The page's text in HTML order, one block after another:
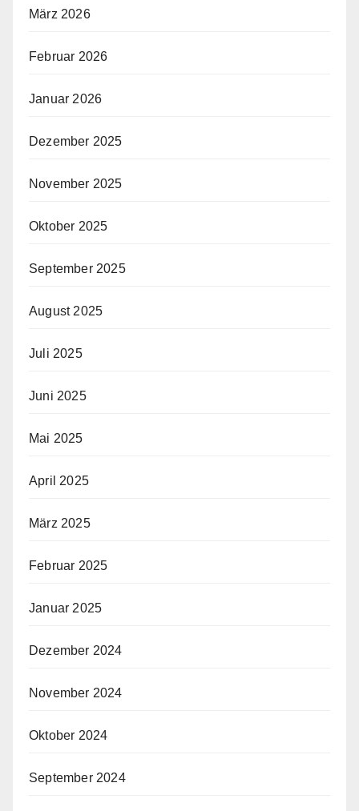
März 2026
Februar 2026
Januar 2026
Dezember 2025
November 2025
Oktober 2025
September 2025
August 2025
Juli 2025
Juni 2025
Mai 2025
April 2025
März 2025
Februar 2025
Januar 2025
Dezember 2024
November 2024
Oktober 2024
September 2024